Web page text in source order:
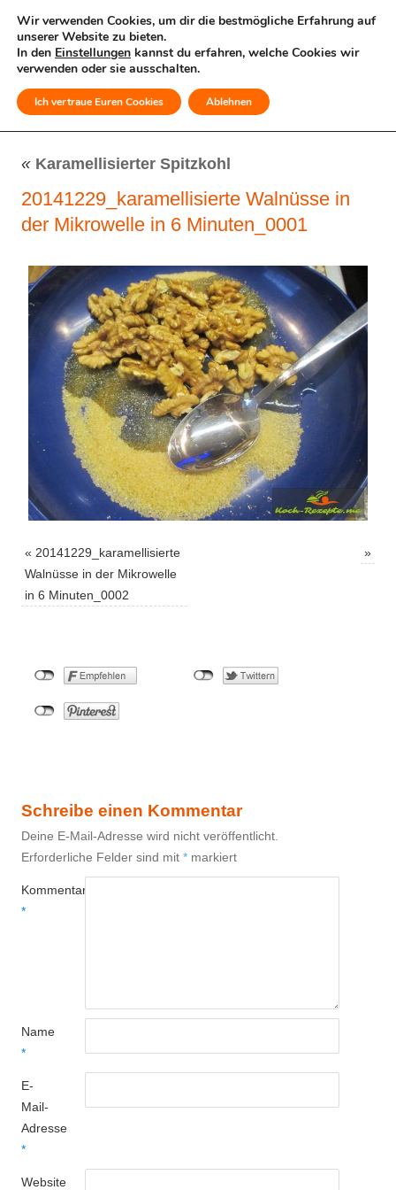
MENÜ
« Karamellisierter Spitzkohl
20141229_karamellisierte Walnüsse in
der Mikrowelle in 6 Minuten_0001
« 20141229_karamellisierte
Walnüsse in der Mikrowelle
in 6 Minuten_0002
»
Schreibe einen Kommentar
Deine E-Mail-Adresse wird nicht veröffentlicht.
Erforderliche Felder sind mit * markiert
Kommentar
*
Name
*
E-
Mail-
Adresse
*
Website
Wir verwenden Cookies, um dir die bestmögliche Erfahrung auf
unserer Website zu bieten.
In den Einstellungen kannst du erfahren, welche Cookies wir
verwenden oder sie ausschalten.
Ich vertraue Euren Cookies Ablehnen